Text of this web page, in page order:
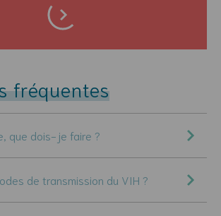
fréquentes
que dois-je faire ?
de transmission du VIH ?